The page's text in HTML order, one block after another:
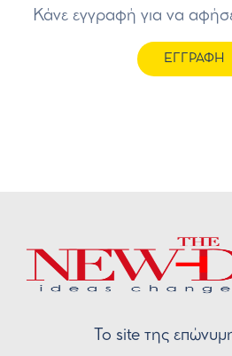
Κάνε εγγραφή για να
ΕΓΓΡΑΦΗ
Το site της